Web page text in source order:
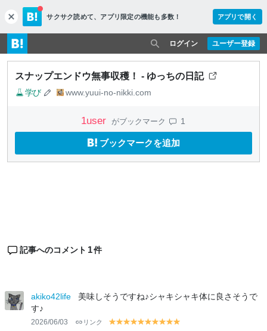
c
l
o
s
e
サクサク読めて、 アプリ限定の機能も多数！ アプリで開く
ユーザー登録
ログイン
スナップエンドウ無事収穫！ - ゆっちの日記
学び www.yuui-no-nikki.com
1user がブックマーク 1
ブックマークを追加
記事へのコメント 1件
akiko42life
美味しそうですね♪シャキシャキ体に良さそうで
す♪
2026/06/03 リンク
y y y y y y y y y